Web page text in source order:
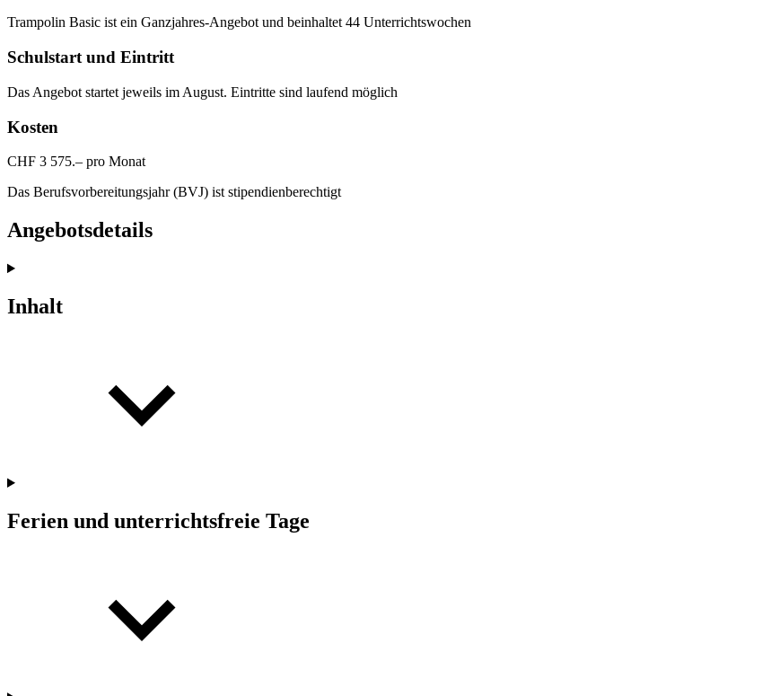
Trampolin Basic ist ein Ganzjahres-Angebot und beinhaltet 44 Unterrichtswochen
Schulstart und Eintritt
Das Angebot startet jeweils im August. Eintritte sind laufend möglich
Kosten
CHF 3 575.– pro Monat
Das Berufsvorbereitungsjahr (BVJ) ist stipendienberechtigt
Angebotsdetails
Inhalt
Ferien und unterrichtsfreie Tage